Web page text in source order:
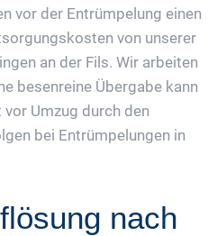
vor der Entrümpelung einen
von unserer
an der Fils. Wir arbeiten
besenreine Übergabe kann
Umzug durch den
bei Entrümpelungen in
nach